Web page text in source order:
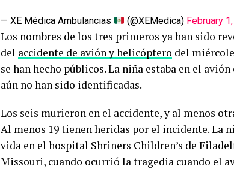
— XE Médica Ambulancias (@XEMedica) February
Los nombres de los tres primeros ya han sido
del accidente de avión y helicóptero del
se han hecho públicos. La niña estaba en el
aún no han sido identificadas.
Los seis murieron en el accidente, y al menos
Al menos 19 tienen heridas por el incidente. La
vida en el hospital Shriners Children’s de
Missouri, cuando ocurrió la tragedia cuando el